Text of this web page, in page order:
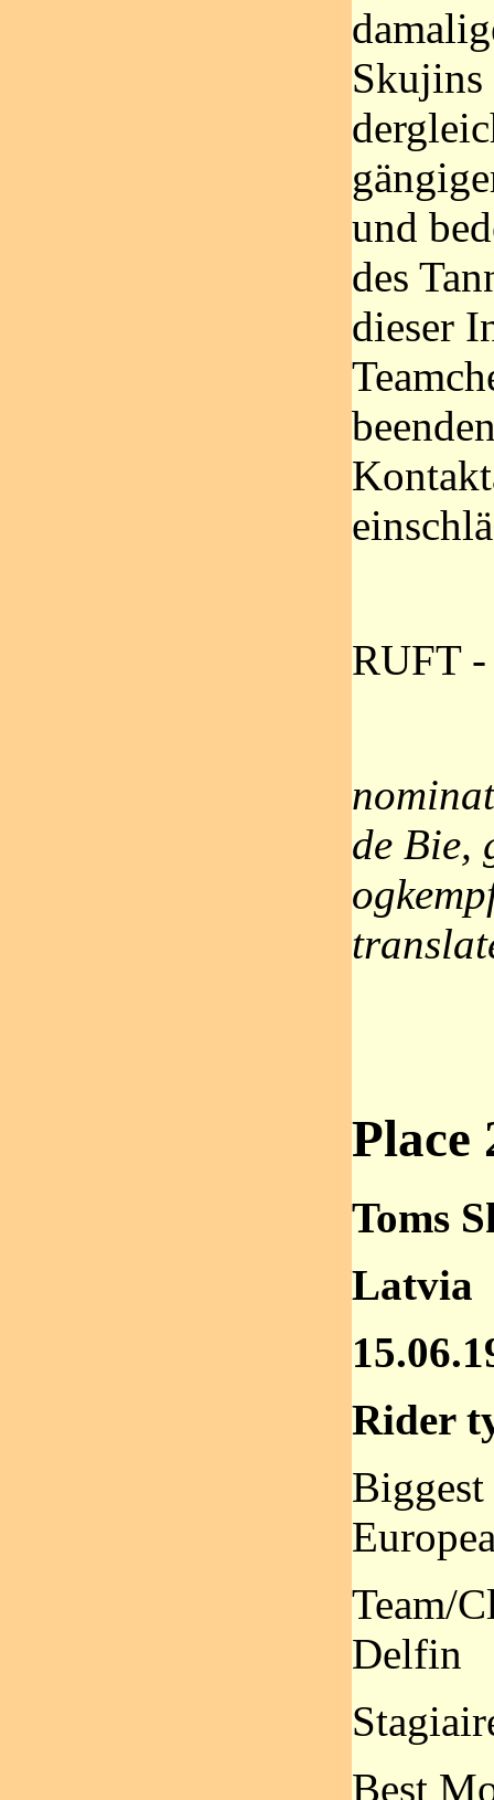
und
des
dieser
RUFT
de Bie,
Place
Toms
Latvia
Rider
Biggest
Team/
Delfin
Best